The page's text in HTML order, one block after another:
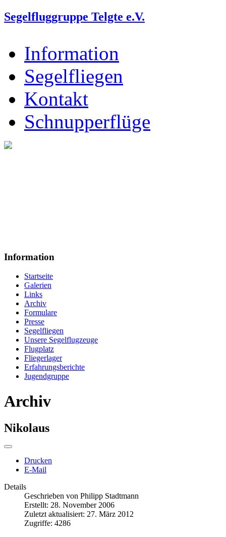
Segelfluggruppe Telgte e.V.
Information
Segelfliegen
Kontakt
Schnupperflüge
Information
Startseite
Galerien
Links
Archiv
Formulare
Presse
Segelfliegen
Unsere Segelflugzeuge
Flugplatz
Fliegerlager
Erfahrungsberichte
Jugendgruppe
Archiv
Nikolaus
Drucken
E-Mail
Details
Geschrieben von Philipp Stadtmann
Erstellt: 28. November 2006
Zuletzt aktualisiert: 27. März 2012
Zugriffe: 4286